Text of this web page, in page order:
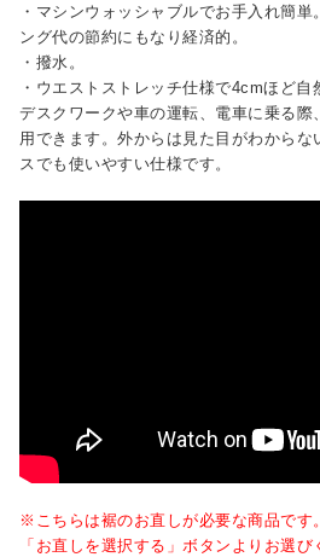
・マシンウォッシャブルでお手入れ簡
ング代の節約にもなり経済的。
・撥水。
・ウエストストレッチ仕様で4cmほど自
デスクワークや車の運転、電車に乗る
用できます。外からは見た目がわからな
スでも使いやすい仕様です。
※こちらは裾のお直しが必要な商品です
「お直しを選択する」ボタンよりお選